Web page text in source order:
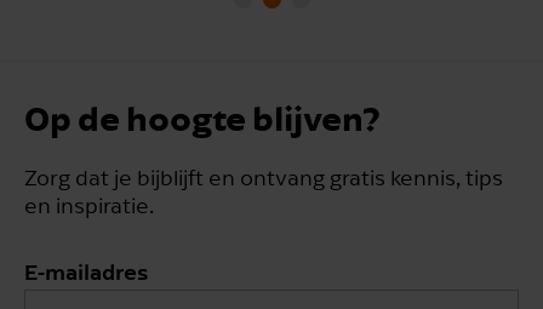
Op de hoogte blijven?
Zorg dat je bijblijft en ontvang gratis kennis, tips
en inspiratie.
E-mailadres